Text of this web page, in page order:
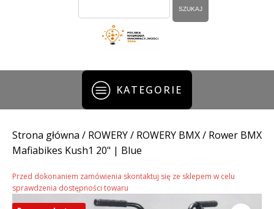
KATEGORIE
Strona główna / ROWERY/ ROWERY BMX/ Rower BMX
Mafiabikes Kush1 20" | Blue
Przed dokonaniem zamówienia skontaktuj się ze sklepem w celu
sprawdzenia dostępności towaru